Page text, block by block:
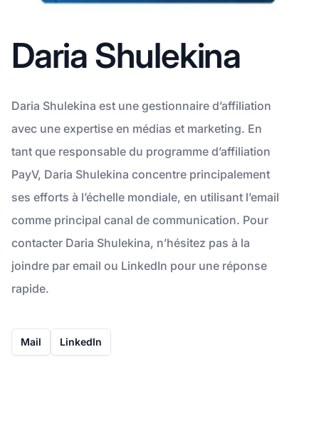
Daria Shulekina
Daria Shulekina est une gestionnaire d’affiliation
avec une expertise en médias et marketing. En
tant que responsable du programme d’affiliation
PayV, Daria Shulekina concentre principalement
ses efforts à l’échelle mondiale, en utilisant l’email
comme principal canal de communication. Pour
contacter Daria Shulekina, n’hésitez pas à la
joindre par email ou LinkedIn pour une réponse
rapide.
Mail LinkedIn